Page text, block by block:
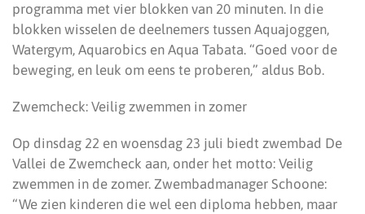
programma met vier blokken van 20 minuten. In die
blokken wisselen de deelnemers tussen Aquajoggen,
Watergym, Aquarobics en Aqua Tabata. “Goed voor de
beweging, en leuk om eens te proberen,” aldus Bob.
Zwemcheck: Veilig zwemmen in zomer
Op dinsdag 22 en woensdag 23 juli biedt zwembad De
Vallei de Zwemcheck aan, onder het motto: Veilig
zwemmen in de zomer. Zwembadmanager Schoone:
“We zien kinderen die wel een diploma hebben, maar